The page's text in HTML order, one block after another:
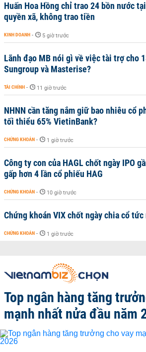
Huấn Hoa Hồng chỉ trao 24 bồn nước
quyền xã, không trao tiền
KINH DOANH - 5 giờ trước
Lãnh đạo MB nói gì về việc tài trợ cho
Sungroup và Masterise?
TÀI CHÍNH - 11 giờ trước
NHNN cần tăng nắm giữ bao nhiêu cổ
tối thiểu 65% VietinBank?
CHỨNG KHOÁN - 1 giờ trước
Công ty con của HAGL chốt ngày IPO
gấp hơn 4 lần cổ phiếu HAG
CHỨNG KHOÁN - 10 giờ trước
Chứng khoán VIX chốt ngày chia cổ
CHỨNG KHOÁN - 1 giờ trước
Top ngân hàng tăng
mạnh nhất nửa đầu năm